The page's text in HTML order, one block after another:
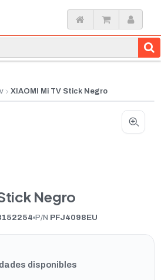
XIAOMI Mi TV Stick Negro
Negro
P/N PFJ4098EU
disponibles